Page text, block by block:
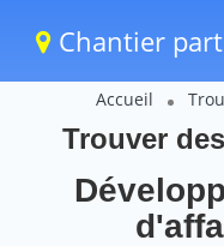
Chantier
Accueil
Trouver